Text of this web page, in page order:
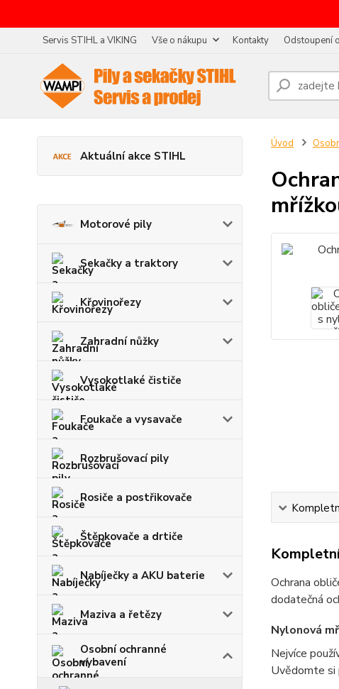
Servis STIHL a VIKING Vše o nákupu Kontakty Odstoupení
Aktuální akce STIHL
Motorové pily
Sekačky a traktory
Křovinořezy
Zahradní nůžky
Vysokotlaké čističe
Foukače a vysavače
Rozbrušovací pily
Rosiče a postřikovače
Štěpkovače a drtiče
Nabíječky a AKU baterie
Maziva a řetězy
Osobní ochranné
vybavení
Úvod
Ochrana
dodatečná
Nylonová
Nejvíce
Uvědomte si